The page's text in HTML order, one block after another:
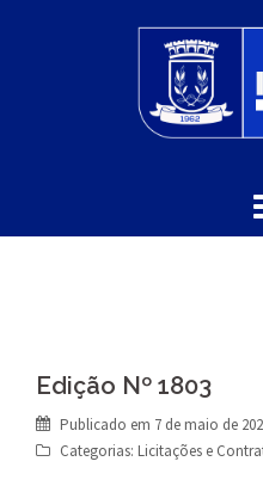
Edição Nº 1803
Publicado em 7 de maio de
Categorias: Licitações e